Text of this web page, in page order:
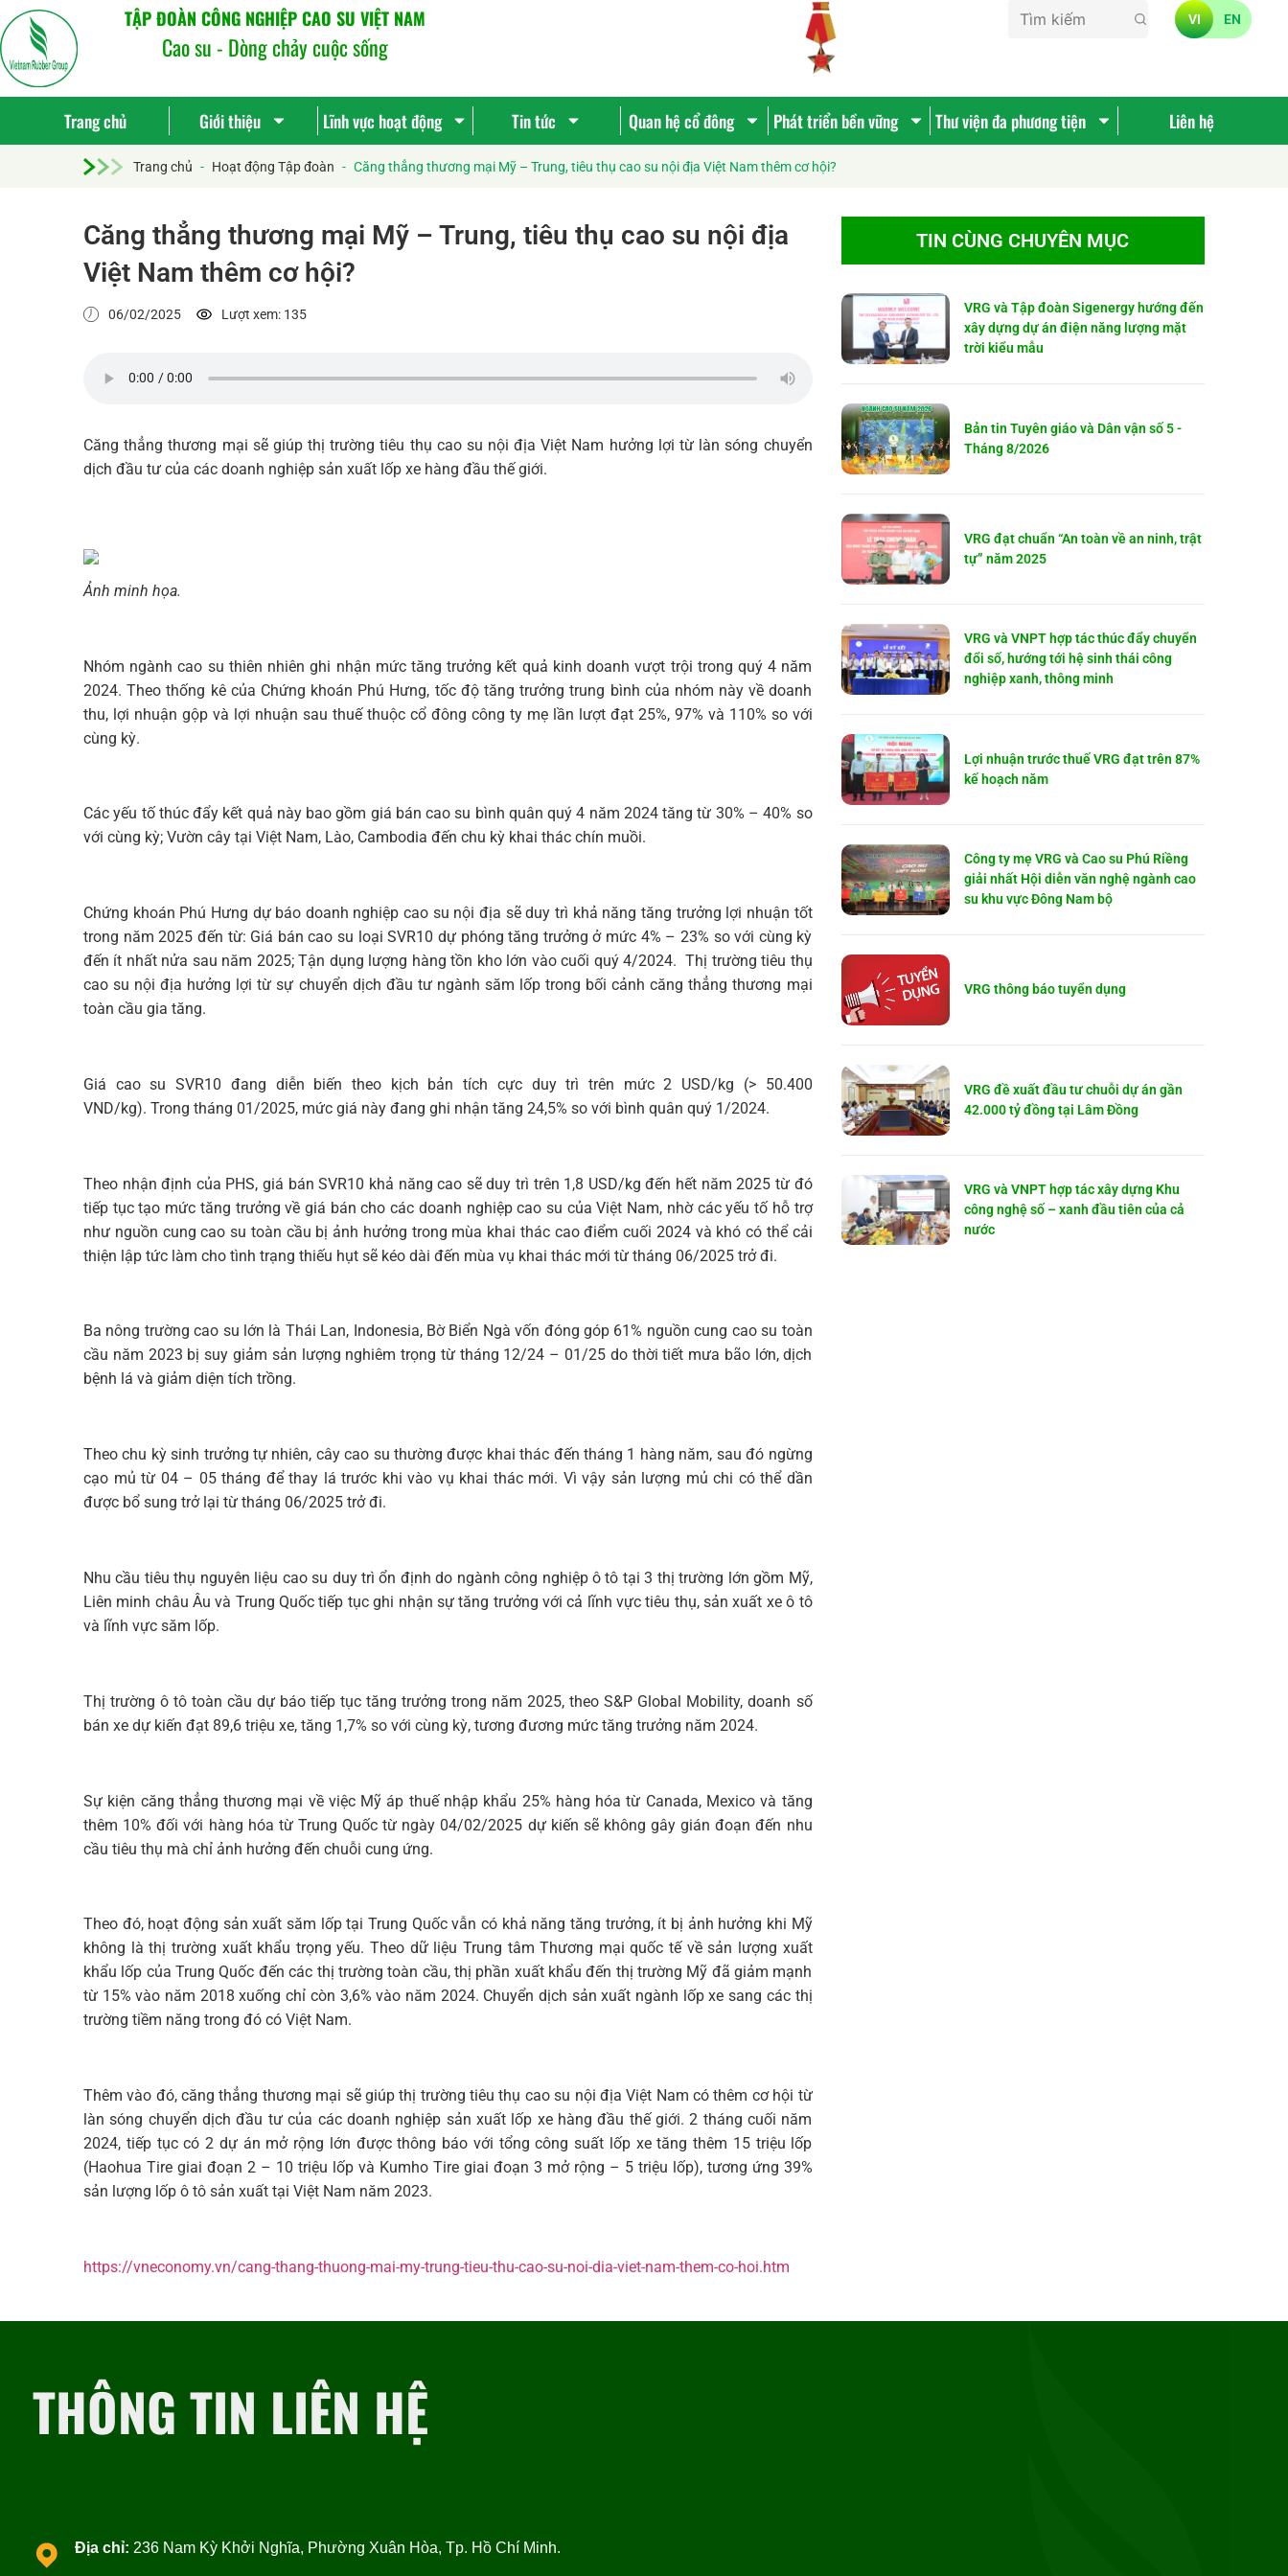
TẬP ĐOÀN CÔNG NGHIỆP CAO SU VIỆT NAM
Cao su - Dòng chảy cuộc sống
VI EN
Trang chủ Giới thiệu Lĩnh vực hoạt động Tin tức Quan hệ cổ đông Phát triển bền vững Thư viện đa phương tiện Liên hệ
Trang chủ - Hoạt động Tập đoàn - Căng thẳng thương mại Mỹ – Trung, tiêu thụ cao su nội địa Việt Nam thêm cơ hội?
Căng thẳng thương mại Mỹ – Trung, tiêu thụ cao su nội địa
Việt Nam thêm cơ hội?
06/02/2025 Lượt xem: 135
Căng thẳng thương mại sẽ giúp thị trường tiêu thụ cao su nội địa Việt Nam hưởng lợi từ làn sóng chuyển
dịch đầu tư của các doanh nghiệp sản xuất lốp xe hàng đầu thế giới.
Ảnh minh họa.
Nhóm ngành cao su thiên nhiên ghi nhận mức tăng trưởng kết quả kinh doanh vượt trội trong quý 4 năm
2024. Theo thống kê của Chứng khoán Phú Hưng, tốc độ tăng trưởng trung bình của nhóm này về doanh
thu, lợi nhuận gộp và lợi nhuận sau thuế thuộc cổ đông công ty mẹ lần lượt đạt 25%, 97% và 110% so với
cùng kỳ.
Các yếu tố thúc đẩy kết quả này bao gồm giá bán cao su bình quân quý 4 năm 2024 tăng từ 30% – 40% so
với cùng kỳ; Vườn cây tại Việt Nam, Lào, Cambodia đến chu kỳ khai thác chín muồi.
Chứng khoán Phú Hưng dự báo doanh nghiệp cao su nội địa sẽ duy trì khả năng tăng trưởng lợi nhuận tốt
trong năm 2025 đến từ: Giá bán cao su loại SVR10 dự phóng tăng trưởng ở mức 4% – 23% so với cùng kỳ
đến ít nhất nửa sau năm 2025; Tận dụng lượng hàng tồn kho lớn vào cuối quý 4/2024. Thị trường tiêu thụ
cao su nội địa hưởng lợi từ sự chuyển dịch đầu tư ngành săm lốp trong bối cảnh căng thẳng thương mại
toàn cầu gia tăng.
Giá cao su SVR10 đang diễn biến theo kịch bản tích cực duy trì trên mức 2 USD/kg (> 50.400
VND/kg). Trong tháng 01/2025, mức giá này đang ghi nhận tăng 24,5% so với bình quân quý 1/2024.
Theo nhận định của PHS, giá bán SVR10 khả năng cao sẽ duy trì trên 1,8 USD/kg đến hết năm 2025 từ đó
tiếp tục tạo mức tăng trưởng về giá bán cho các doanh nghiệp cao su của Việt Nam, nhờ các yếu tố hỗ trợ
như nguồn cung cao su toàn cầu bị ảnh hưởng trong mùa khai thác cao điểm cuối 2024 và khó có thể cải
thiện lập tức làm cho tình trạng thiếu hụt sẽ kéo dài đến mùa vụ khai thác mới từ tháng 06/2025 trở đi.
Ba nông trường cao su lớn là Thái Lan, Indonesia, Bờ Biển Ngà vốn đóng góp 61% nguồn cung cao su toàn
cầu năm 2023 bị suy giảm sản lượng nghiêm trọng từ tháng 12/24 – 01/25 do thời tiết mưa bão lớn, dịch
bệnh lá và giảm diện tích trồng.
Theo chu kỳ sinh trưởng tự nhiên, cây cao su thường được khai thác đến tháng 1 hàng năm, sau đó ngừng
cạo mủ từ 04 – 05 tháng để thay lá trước khi vào vụ khai thác mới. Vì vậy sản lượng mủ chi có thể dần
được bổ sung trở lại từ tháng 06/2025 trở đi.
Nhu cầu tiêu thụ nguyên liệu cao su duy trì ổn định do ngành công nghiệp ô tô tại 3 thị trường lớn gồm Mỹ,
Liên minh châu Âu và Trung Quốc tiếp tục ghi nhận sự tăng trưởng với cả lĩnh vực tiêu thụ, sản xuất xe ô tô
và lĩnh vực săm lốp.
Thị trường ô tô toàn cầu dự báo tiếp tục tăng trưởng trong năm 2025, theo S&P Global Mobility, doanh số
bán xe dự kiến đạt 89,6 triệu xe, tăng 1,7% so với cùng kỳ, tương đương mức tăng trưởng năm 2024.
Sự kiện căng thẳng thương mại về việc Mỹ áp thuế nhập khẩu 25% hàng hóa từ Canada, Mexico và tăng
thêm 10% đối với hàng hóa từ Trung Quốc từ ngày 04/02/2025 dự kiến sẽ không gây gián đoạn đến nhu
cầu tiêu thụ mà chỉ ảnh hưởng đến chuỗi cung ứng.
Theo đó, hoạt động sản xuất săm lốp tại Trung Quốc vẫn có khả năng tăng trưởng, ít bị ảnh hưởng khi Mỹ
không là thị trường xuất khẩu trọng yếu. Theo dữ liệu Trung tâm Thương mại quốc tế về sản lượng xuất
khẩu lốp của Trung Quốc đến các thị trường toàn cầu, thị phần xuất khẩu đến thị trường Mỹ đã giảm mạnh
từ 15% vào năm 2018 xuống chỉ còn 3,6% vào năm 2024. Chuyển dịch sản xuất ngành lốp xe sang các thị
trường tiềm năng trong đó có Việt Nam.
Thêm vào đó, căng thẳng thương mại sẽ giúp thị trường tiêu thụ cao su nội địa Việt Nam có thêm cơ hội từ
làn sóng chuyển dịch đầu tư của các doanh nghiệp sản xuất lốp xe hàng đầu thế giới. 2 tháng cuối năm
2024, tiếp tục có 2 dự án mở rộng lớn được thông báo với tổng công suất lốp xe tăng thêm 15 triệu lốp
(Haohua Tire giai đoạn 2 – 10 triệu lốp và Kumho Tire giai đoạn 3 mở rộng – 5 triệu lốp), tương ứng 39%
sản lượng lốp ô tô sản xuất tại Việt Nam năm 2023.
https://vneconomy.vn/cang-thang-thuong-mai-my-trung-tieu-thu-cao-su-noi-dia-viet-nam-them-co-hoi.htm
TIN CÙNG CHUYÊN MỤC
VRG và Tập đoàn Sigenergy hướng đến
xây dựng dự án điện năng lượng mặt
trời kiểu mẫu
Bản tin Tuyên giáo và Dân vận số 5 -
Tháng 8/2026
VRG đạt chuẩn “An toàn về an ninh, trật
tự” năm 2025
VRG và VNPT hợp tác thúc đẩy chuyển
đổi số, hướng tới hệ sinh thái công
nghiệp xanh, thông minh
Lợi nhuận trước thuế VRG đạt trên 87%
kế hoạch năm
Công ty mẹ VRG và Cao su Phú Riềng
giải nhất Hội diễn văn nghệ ngành cao
su khu vực Đông Nam bộ
VRG thông báo tuyển dụng
VRG đề xuất đầu tư chuỗi dự án gần
42.000 tỷ đồng tại Lâm Đồng
VRG và VNPT hợp tác xây dựng Khu
công nghệ số – xanh đầu tiên của cả
nước
THÔNG TIN LIÊN HỆ
Địa chỉ: 236 Nam Kỳ Khởi Nghĩa, Phường Xuân Hòa, Tp. Hồ Chí Minh.
Tìm
kiếm...